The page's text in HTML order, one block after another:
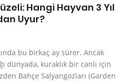
Hangi Hayvan 3 Yıl
Uyur?
bu birkaç ay sürer. Ancak
dünyada, kuraklık bir canlı için
Bahçe Salyangozları (Garden